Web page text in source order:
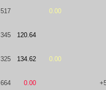
517 0.00
345 120.64
325 134.62 0.00
664 0.00